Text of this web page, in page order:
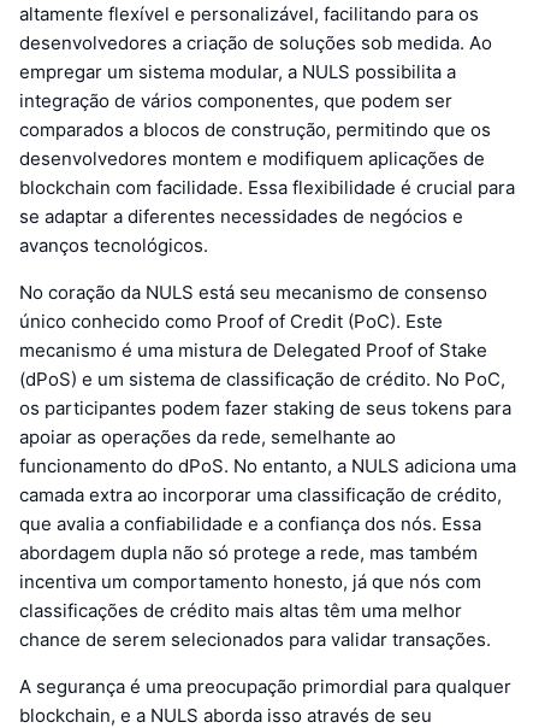
altamente flexível e personalizável, facilitando para os
desenvolvedores a criação de soluções sob medida. Ao
empregar um sistema modular, a NULS possibilita a
integração de vários componentes, que podem ser
comparados a blocos de construção, permitindo que os
desenvolvedores montem e modifiquem aplicações de
blockchain com facilidade. Essa flexibilidade é crucial para
se adaptar a diferentes necessidades de negócios e
avanços tecnológicos.
No coração da NULS está seu mecanismo de consenso
único conhecido como Proof of Credit (PoC). Este
mecanismo é uma mistura de Delegated Proof of Stake
(dPoS) e um sistema de classificação de crédito. No PoC,
os participantes podem fazer staking de seus tokens para
apoiar as operações da rede, semelhante ao
funcionamento do dPoS. No entanto, a NULS adiciona uma
camada extra ao incorporar uma classificação de crédito,
que avalia a confiabilidade e a confiança dos nós. Essa
abordagem dupla não só protege a rede, mas também
incentiva um comportamento honesto, já que nós com
classificações de crédito mais altas têm uma melhor
chance de serem selecionados para validar transações.
A segurança é uma preocupação primordial para qualquer
blockchain, e a NULS aborda isso através de seu